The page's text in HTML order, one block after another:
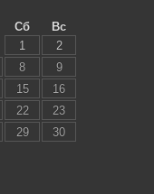
Сб
Вс
1
2
8
9
15
16
22
23
29
30